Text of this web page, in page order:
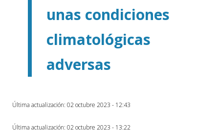
unas condiciones
climatológicas
adversas
Última actualización: 02 octubre 2023 - 12:43
Última actualización: 02 octubre 2023 - 13:22